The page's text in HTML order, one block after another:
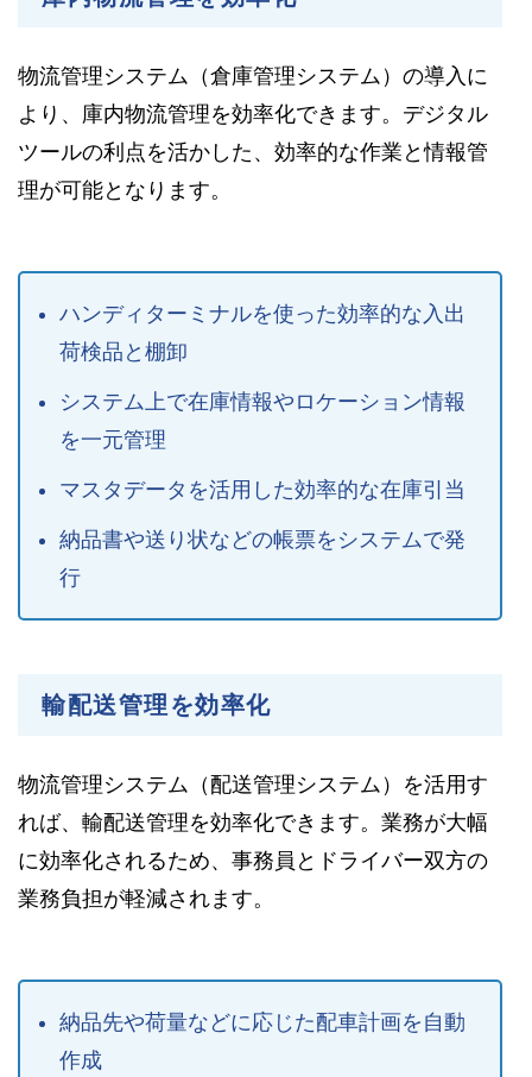
物流管理システム（倉庫管理システム）の導入に
より、庫内物流管理を効率化できます。デジタル
ツールの利点を活かした、効率的な作業と情報管
理が可能となります。
ハンディターミナルを使った効率的な入出
荷検品と棚卸
システム上で在庫情報やロケーション情報
を一元管理
マスタデータを活用した効率的な在庫引当
納品書や送り状などの帳票をシステムで発
行
輸配送管理を効率化
物流管理システム（配送管理システム）を活用す
れば、輸配送管理を効率化できます。業務が大幅
に効率化されるため、事務員とドライバー双方の
業務負担が軽減されます。
納品先や荷量などに応じた配車計画を自動
作成